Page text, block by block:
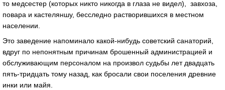
то медсестер (которых никто никогда в глаза не видел), завхоза,
повара и кастеляншу, бесследно растворившихся в местном
населении.
Это заведение напоминало какой-нибудь советский санаторий,
вдруг по непонятным причинам брошенный администрацией и
обслуживающим персоналом на произвол судьбы лет двадцать
пять-тридцать тому назад, как бросали свои поселения древние
инки или майя.